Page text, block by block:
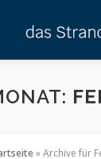
»Archive für